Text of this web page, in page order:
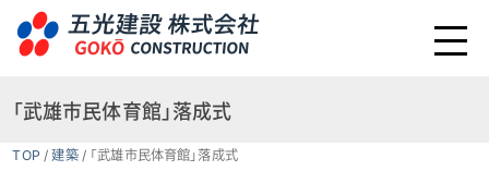
「武雄市民体育館」落成式
TOP /建築/ 「武雄市民体育館」落成式